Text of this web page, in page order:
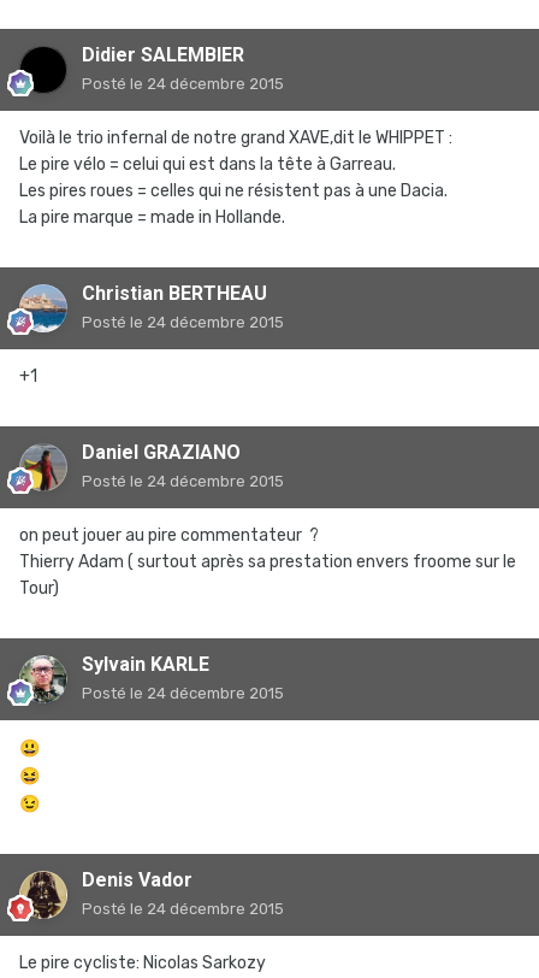
Didier SALEMBIER
Posté le 24 décembre 2015
Voilà le trio infernal de notre grand XAVE,dit le WHIPPET :
Le pire vélo = celui qui est dans la tête à Garreau.
Les pires roues = celles qui ne résistent pas à une Dacia.
La pire marque = made in Hollande.
Christian BERTHEAU
Posté le 24 décembre 2015
+1
Daniel GRAZIANO
Posté le 24 décembre 2015
on peut jouer au pire commentateur ?
Thierry Adam ( surtout après sa prestation envers froome sur le
Tour)
Sylvain KARLE
Posté le 24 décembre 2015
😃
😆
😉
Denis Vador
Posté le 24 décembre 2015
Le pire cycliste: Nicolas Sarkozy